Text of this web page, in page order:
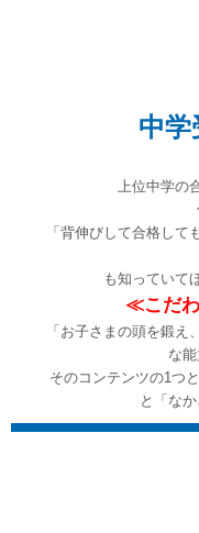
中学
上位中学の
「背伸びして合格し
も知っていて
≪こだ
「お子さまの頭を鍛え
な
そのコンテンツの1つ
と「な